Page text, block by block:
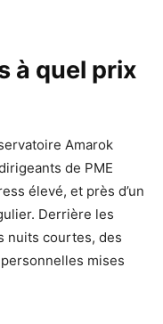
à quel prix
Amarok
de PME
élevé, et près d’un
Derrière les
nuits courtes, des
mises